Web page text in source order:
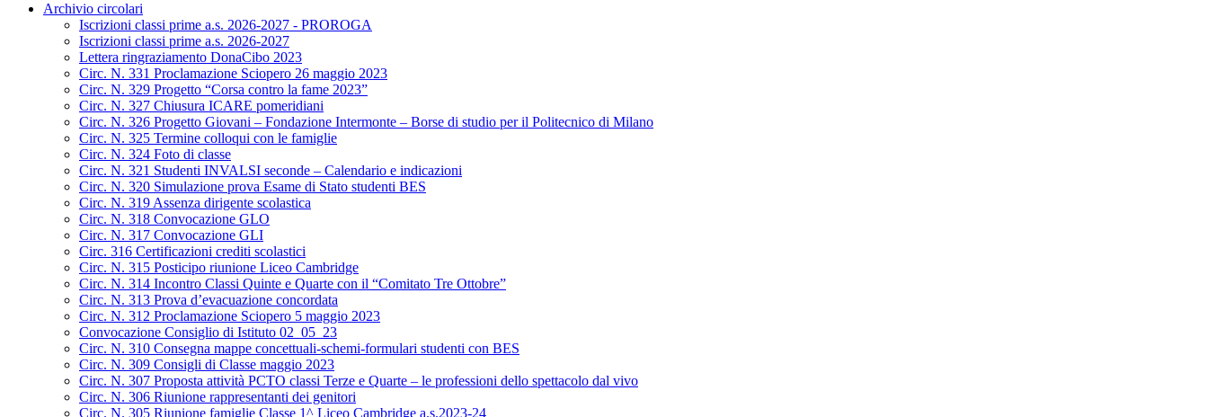
Archivio circolari
Iscrizioni classi prime a.s. 2026-2027 - PROROGA
Iscrizioni classi prime a.s. 2026-2027
Lettera ringraziamento DonaCibo 2023
Circ. N. 331 Proclamazione Sciopero 26 maggio 2023
Circ. N. 329 Progetto “Corsa contro la fame 2023”
Circ. N. 327 Chiusura ICARE pomeridiani
Circ. N. 326 Progetto Giovani – Fondazione Intermonte – Borse di studio per il Politecnico di Milano
Circ. N. 325 Termine colloqui con le famiglie
Circ. N. 324 Foto di classe
Circ. N. 321 Studenti INVALSI seconde – Calendario e indicazioni
Circ. N. 320 Simulazione prova Esame di Stato studenti BES
Circ. N. 319 Assenza dirigente scolastica
Circ. N. 318 Convocazione GLO
Circ. N. 317 Convocazione GLI
Circ. 316 Certificazioni crediti scolastici
Circ. N. 315 Posticipo riunione Liceo Cambridge
Circ. N. 314 Incontro Classi Quinte e Quarte con il “Comitato Tre Ottobre”
Circ. N. 313 Prova d’evacuazione concordata
Circ. N. 312 Proclamazione Sciopero 5 maggio 2023
Convocazione Consiglio di Istituto 02_05_23
Circ. N. 310 Consegna mappe concettuali-schemi-formulari studenti con BES
Circ. N. 309 Consigli di Classe maggio 2023
Circ. N. 307 Proposta attività PCTO classi Terze e Quarte – le professioni dello spettacolo dal vivo
Circ. N. 306 Riunione rappresentanti dei genitori
Circ. N. 305 Riunione famiglie Classe 1^ Liceo Cambridge a.s.2023-24